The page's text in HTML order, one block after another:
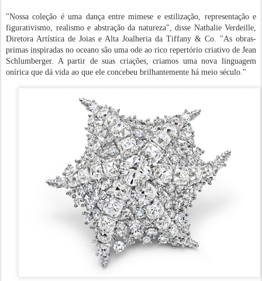
"Nossa coleção é uma dança entre mimese e estilização, representação e
figurativismo, realismo e abstração da natureza", disse Nathalie Verdeille,
Diretora Artística de Joias e Alta Joalheria da Tiffany & Co. "As obras-
primas inspiradas no oceano são uma ode ao rico repertório criativo de Jean
Schlumberger. A partir de suas criações, criamos uma nova linguagem
onírica que dá vida ao que ele concebeu brilhantemente há meio século."